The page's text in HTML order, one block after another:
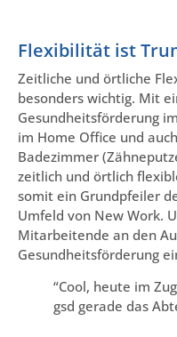
Flexibilität ist
Zeitliche und örtliche
besonders wichtig. Mit
Gesundheitsförderung
im Home Office und
Badezimmer
zeitlich und örtlich
somit ein Grundpfeiler
Umfeld von New Work.
Mitarbeitende an den
Gesundheitsförderung
“Cool, heute im
gsd gerade das